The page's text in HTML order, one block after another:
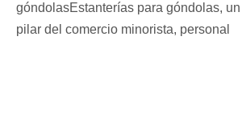
góndolasEstanterías para góndolas, un
pilar del comercio minorista, personal